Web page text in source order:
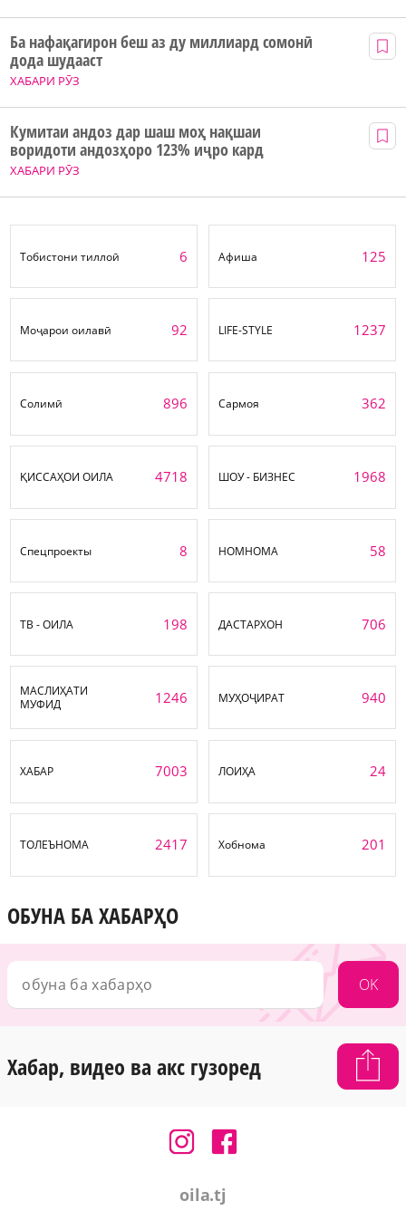
ХАБАРИ РӮЗ
Ба нафақагирон беш аз ду миллиард сомонӣ
дода шудааст
ХАБАРИ РӮЗ
Кумитаи андоз дар шаш моҳ нақшаи
воридоти андозҳоро 123% иҷро кард
Тобистони тиллоӣ 6 Афиша 125
Моҷарои оилавӣ 92 LIFE-STYLE 1237
Солимӣ 896 Сармоя 362
ҚИССАҲОИ ОИЛА 4718 ШОУ - БИЗНЕС 1968
Спецпроекты 8 НОМНОМА 58
ТВ - ОИЛА 198 ДАСТАРХОН 706
МАСЛИҲАТИ
МУФИД
1246 МУҲОҶИРАТ 940
ХАБАР 7003 ЛОИҲА 24
ТОЛЕЪНОМА 2417 Хобнома 201
ОБУНА БА ХАБАРҲО
OK
Хабар, видео ва акс гузоред
oila.tj